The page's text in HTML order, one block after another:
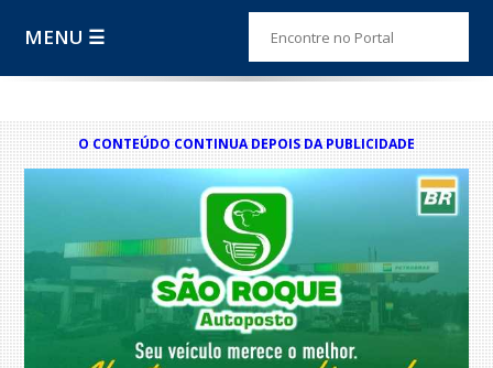
MENU ☰
O CONTEÚDO CONTINUA DEPOIS DA PUBLICIDADE